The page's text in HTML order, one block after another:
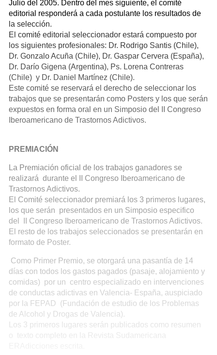
Julio del 2005. Dentro del mes siguiente, el comité
editorial responderá a cada postulante los resultados de
la selección.
El comité editorial seleccionador estará compuesto por
los siguientes profesionales: Dr. Rodrigo Santis (Chile),
Dr. Gonzalo Acuña (Chile), Dr. Gaspar Cervera (España),
Dr. Darío Gigena (Argentina), Ps. Lorena Contreras
(Chile) y Dr. Daniel Martínez (Chile).
Este comité se reservará el derecho de seleccionar los
trabajos que se presentarán como Posters y los que serán
expuestos en forma oral en un Simposio del II Congreso
Iberoamericano de Trastornos Adictivos.
PREMIACIÓN
La Premiación oficial de los trabajos ganadores se
realizará durante el II Congreso Iberoamericano de
Trastornos Adictivos.
El Comité seleccionador premiará los 3 primeros lugares,
los que serán presentados en un Simposio especifico
del II Congreso Iberoamericano de Trastornos Adictivos.
El resto de los trabajos seleccionados se presentarán en
formato de Poster.
Como Primer Premio, se otorgará una pasantía de 14
días con todos los gastos pagados (pasaje, alojamiento y
comidas) por un centro especializado en intervenciones
de conductas adictivas en Valencia- España, auspiciado
por la FEPAD (Fundación de estudio de los Problemas
de Alcohol y Drogas de Valencia).
Los 3 primeros lugares serán publicados como resumen